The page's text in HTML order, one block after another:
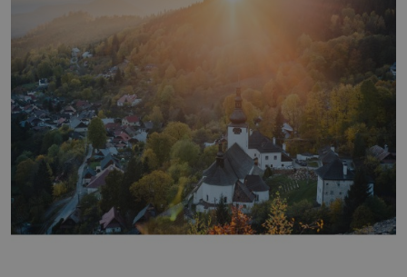
Relax a wellness
Šport a aktívny oddych
Gastronómia
Ubytovanie
TOP zážitky
Zážitky na Strednom Slovensku
3 veci, ktoré ste o Kremnici pravdepodobne